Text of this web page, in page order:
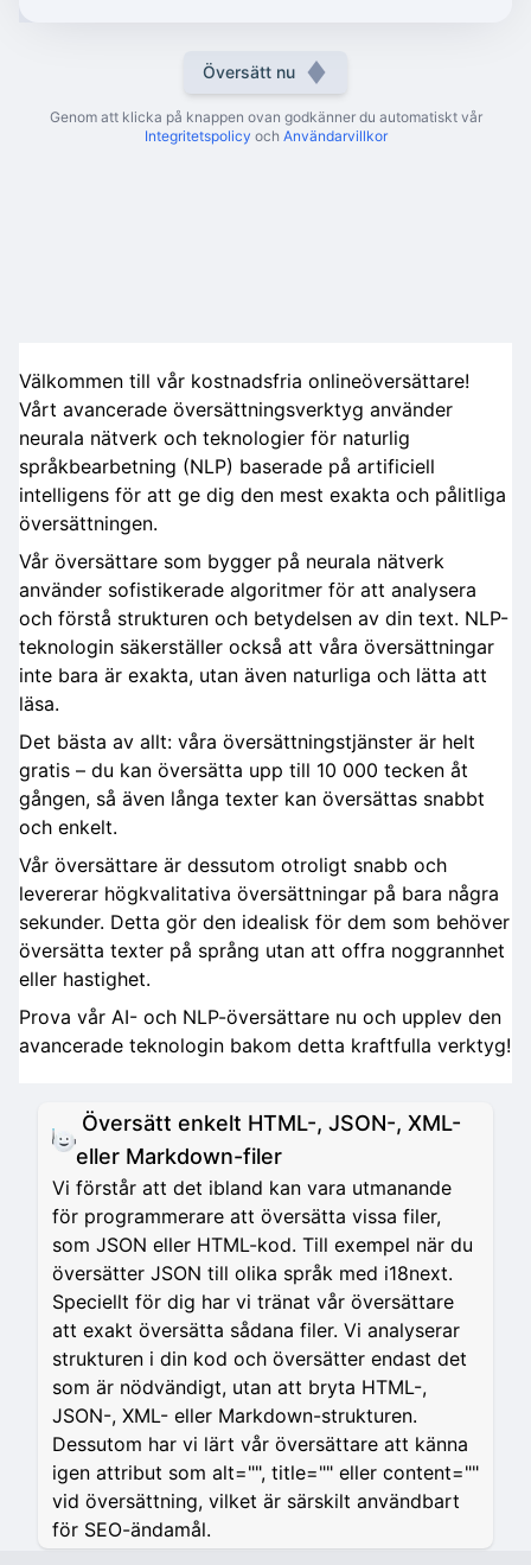
Översätt nu
Genom att klicka på knappen ovan godkänner du automatiskt vår
Integritetspolicy och Användarvillkor
Välkommen till vår kostnadsfria onlineöversättare!
Vårt avancerade översättningsverktyg använder
neurala nätverk och teknologier för naturlig
språkbearbetning (NLP) baserade på artificiell
intelligens för att ge dig den mest exakta och pålitliga
översättningen.
Vår översättare som bygger på neurala nätverk
använder sofistikerade algoritmer för att analysera
och förstå strukturen och betydelsen av din text. NLP-
teknologin säkerställer också att våra översättningar
inte bara är exakta, utan även naturliga och lätta att
läsa.
Det bästa av allt: våra översättningstjänster är helt
gratis – du kan översätta upp till 10 000 tecken åt
gången, så även långa texter kan översättas snabbt
och enkelt.
Vår översättare är dessutom otroligt snabb och
levererar högkvalitativa översättningar på bara några
sekunder. Detta gör den idealisk för dem som behöver
översätta texter på språng utan att offra noggrannhet
eller hastighet.
Prova vår AI- och NLP-översättare nu och upplev den
avancerade teknologin bakom detta kraftfulla verktyg!
Översätt enkelt HTML-, JSON-, XML-
eller Markdown-filer
Vi förstår att det ibland kan vara utmanande
för programmerare att översätta vissa filer,
som JSON eller HTML-kod. Till exempel när du
översätter JSON till olika språk med i18next.
Speciellt för dig har vi tränat vår översättare
att exakt översätta sådana filer. Vi analyserar
strukturen i din kod och översätter endast det
som är nödvändigt, utan att bryta HTML-,
JSON-, XML- eller Markdown-strukturen.
Dessutom har vi lärt vår översättare att känna
igen attribut som alt="", title="" eller content=""
vid översättning, vilket är särskilt användbart
för SEO-ändamål.